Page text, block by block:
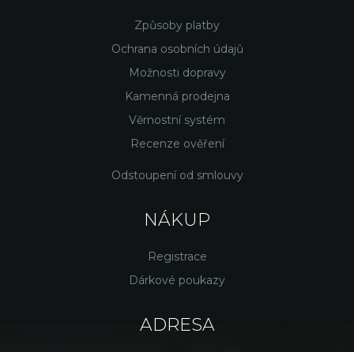
Způsoby platby
Ochrana osobních údajů
Možnosti dopravy
Kamenná prodejna
Věrnostní systém
Recenze ověření
Odstoupení od smlouvy
NÁKUP
Registrace
Dárkové poukazy
ADRESA